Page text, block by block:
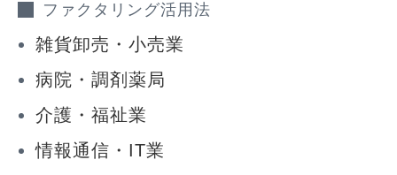
ファクタリング活用法
雑貨卸売・小売業
病院・調剤薬局
介護・福祉業
情報通信・IT業